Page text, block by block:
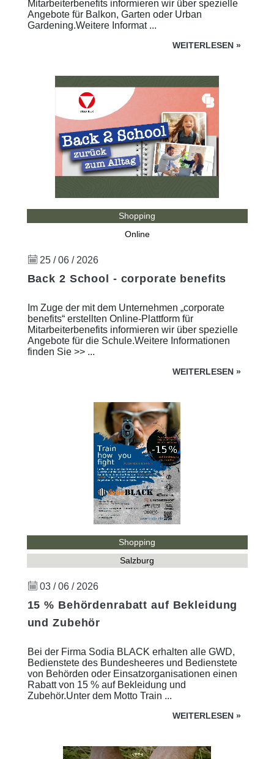
Mitarbeiterbenefits informieren wir über spezielle
Angebote für Balkon, Garten oder Urban
Gardening.Weitere Informat ...
WEITERLESEN »
Shopping
Online
25 / 06 / 2026
Back 2 School - corporate benefits
Im Zuge der mit dem Unternehmen „corporate
benefits“ erstellten Online-Plattform für
Mitarbeiterbenefits informieren wir über spezielle
Angebote für die Schule.Weitere Informationen
finden Sie >> ...
WEITERLESEN »
Shopping
Salzburg
03 / 06 / 2026
15 % Behördenrabatt auf Bekleidung
und Zubehör
Bei der Firma Sodia BLACK erhalten alle GWD,
Bedienstete des Bundesheeres und Bedienstete
von Behörden oder Einsatzorganisationen einen
Rabatt von 15 % auf Bekleidung und
Zubehör.Unter dem Motto Train ...
WEITERLESEN »